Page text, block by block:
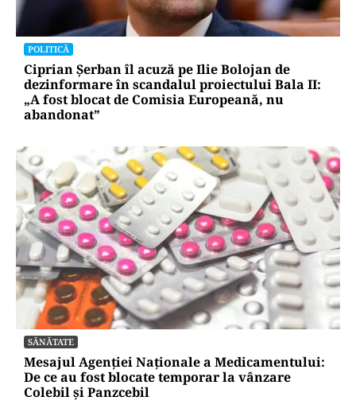
POLITICĂ
Ciprian Șerban îl acuză pe Ilie Bolojan de
dezinformare în scandalul proiectului Bala II:
„A fost blocat de Comisia Europeană, nu
abandonat”
SĂNĂTATE
Mesajul Agenției Naționale a Medicamentului:
De ce au fost blocate temporar la vânzare
Colebil și Panzcebil